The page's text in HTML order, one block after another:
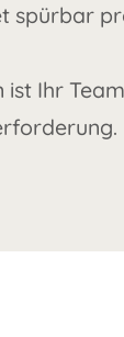
spürbar
Ihr